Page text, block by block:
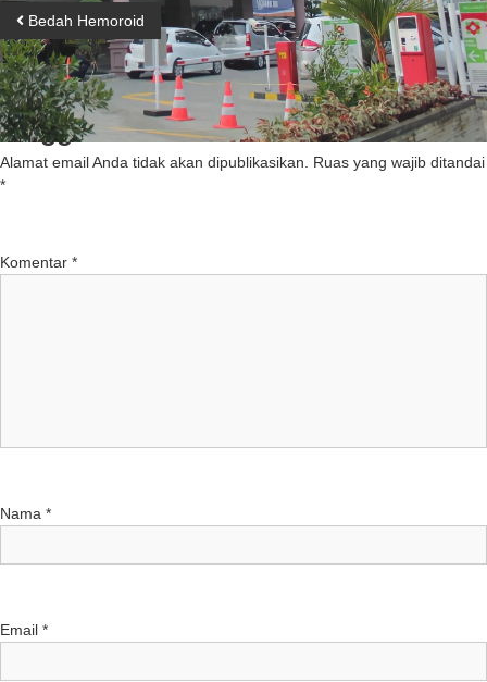
Bedah Hemoroid
Tinggalkan Balasan
Alamat email Anda tidak akan dipublikasikan.
Ruas yang wajib ditandai
*
Komentar *
Nama *
Email *